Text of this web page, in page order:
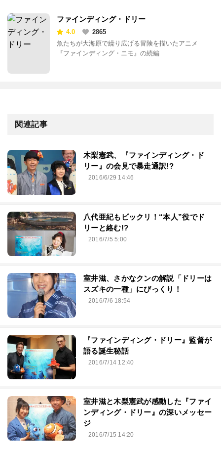
ファインディング・ドリー
4.0
2865
魚たちが大海原で繰り広げる冒険を描いたアニメ
『ファインディング・ニモ』の続編
関連記事
木梨憲武、『ファインディング・ド
リー』の会見で暴走通訳!?
2016/6/29 14:46
八代亜紀もビックリ！“本人”役でド
リーと絡む!?
2016/7/5 5:00
室井滋、さかなクンの解説「ドリーは
スズキの一種」にびっくり！
2016/7/6 18:54
『ファインディング・ドリー』監督が
語る誕生秘話
2016/7/14 12:40
室井滋と木梨憲武が感動した『ファイ
ンディング・ドリー』の深いメッセー
ジ
2016/7/15 14:20